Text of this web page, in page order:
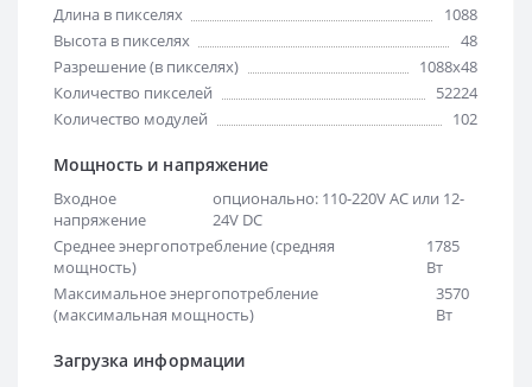
Длина в пикселях
1088
Высота в пикселях
48
Разрешение (в пикселях)
1088x48
Количество пикселей
52224
Количество модулей
102
Мощность и напряжение
Входное
напряжение
опционально: 110-220V AC или 12-
24V DC
Среднее энергопотребление (средняя
мощность)
1785
Вт
Максимальное энергопотребление
(максимальная мощность)
3570
Вт
Загрузка информации